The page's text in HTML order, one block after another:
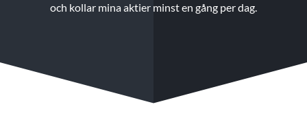
och kollar mina aktier minst en gång per dag.